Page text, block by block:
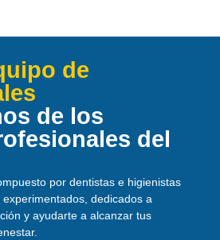
de
de los
del
por dentistas e higienistas
dedicados a
y ayudarte a alcanzar tus